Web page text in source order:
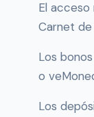
El
Carnet de
Los
o
Los